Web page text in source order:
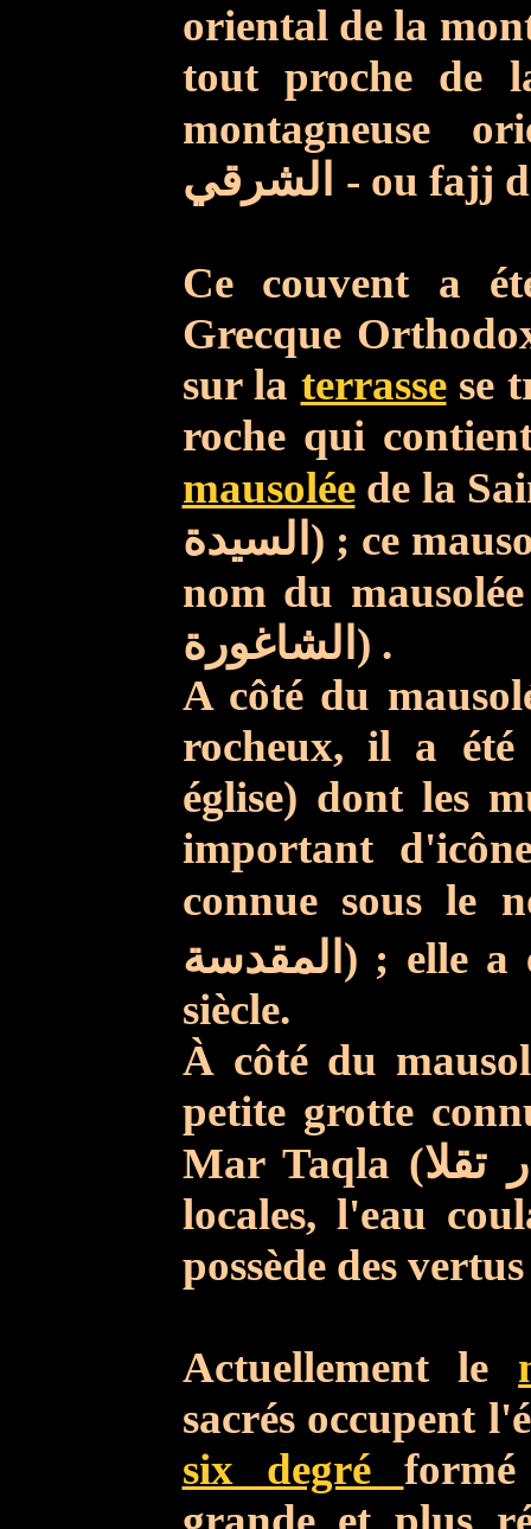
oriental de la
tout proche de
montagneuse
- ou fajj
Ce couvent a
Grecque
sur la terrassese
roche qui
mausoléede la
السيدة ) ; ce
nom du
الشاغورة ) .
A côté du
rocheux, il a été
église) dont les
important
connue sous le
المقدسة ) ; elle a
siècle.
À côté du
petite grotte
Mar Taqla
تقلا
locales, l'eau
possède des
Actuellement le
sacrés occupent
six degré